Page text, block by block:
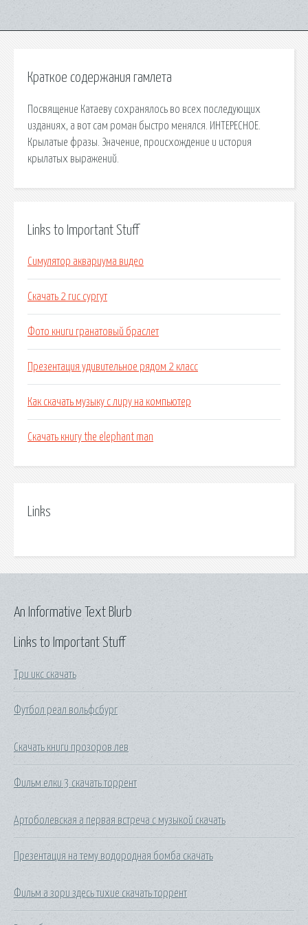
Краткое содержания гамлета
Посвящение Катаеву сохранялось во всех последующих
изданиях, а вот сам роман быстро менялся. ИНТЕРЕСНОЕ.
Крылатые фразы. Значение, происхождение и история
крылатых выражений.
Links to Important Stuff
Симулятор аквариума видео
Скачать 2 гис сургут
Фото книги гранатовый браслет
Презентация удивительное рядом 2 класс
Как скачать музыку с лиру на компьютер
Скачать книгу the elephant man
Links
Links to Important Stuff
Три икс скачать
Футбол реал вольфсбург
Скачать книги прозоров лев
Фильм елки 3 скачать торрент
Артоболевская а первая встреча с музыкой скачать
Презентация на тему водородная бомба скачать
Фильм а зори здесь тихие скачать торрент
An Informative Text Blurb